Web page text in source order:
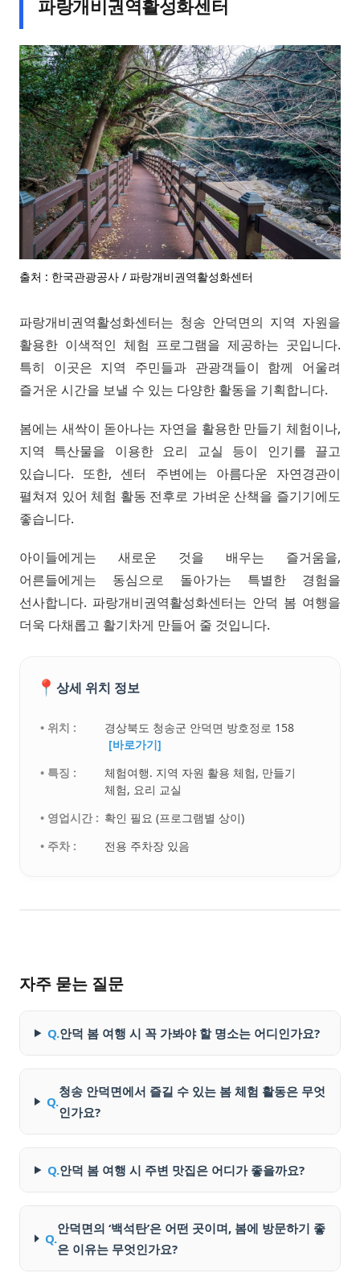
파랑개비권역활성화센터
출처 : 한국관광공사 / 파랑개비권역활성화센터
파랑개비권역활성화센터는 청송 안덕면의 지역 자원을
활용한 이색적인 체험 프로그램을 제공하는 곳입니다.
특히 이곳은 지역 주민들과 관광객들이 함께 어울려
즐거운 시간을 보낼 수 있는 다양한 활동을 기획합니다.
봄에는 새싹이 돋아나는 자연을 활용한 만들기 체험이나,
지역 특산물을 이용한 요리 교실 등이 인기를 끌고
있습니다. 또한, 센터 주변에는 아름다운 자연경관이
펼쳐져 있어 체험 활동 전후로 가벼운 산책을 즐기기에도
좋습니다.
아이들에게는 새로운 것을 배우는 즐거움을,
어른들에게는 동심으로 돌아가는 특별한 경험을
선사합니다. 파랑개비권역활성화센터는 안덕 봄 여행을
더욱 다채롭고 활기차게 만들어 줄 것입니다.
📍 상세 위치 정보
• 위치 :
경상북도 청송군 안덕면 방호정로 158
[바로가기]
• 특징 :
체험여행. 지역 자원 활용 체험, 만들기
체험, 요리 교실
• 영업시간 : 확인 필요 (프로그램별 상이)
• 주차 :
전용 주차장 있음
자주 묻는 질문
Q.안덕 봄 여행 시 꼭 가봐야 할 명소는 어디인가요?
Q.
청송 안덕면에서 즐길 수 있는 봄 체험 활동은 무엇
인가요?
Q.안덕 봄 여행 시 주변 맛집은 어디가 좋을까요?
Q.
안덕면의 ‘백석탄’은 어떤 곳이며, 봄에 방문하기 좋
은 이유는 무엇인가요?